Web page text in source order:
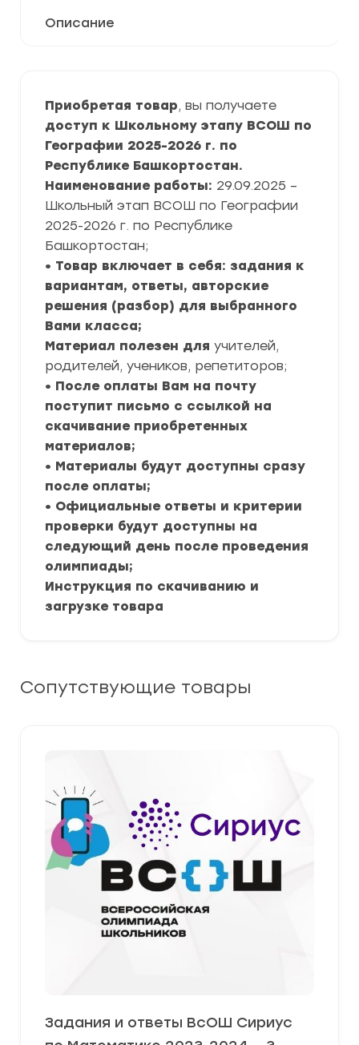
Описание
Приобретая товар, вы получаете
доступ к Школьному этапу ВСОШ по
Географии 2025-2026 г. по
Республике Башкортостан.
Наименование работы: 29.09.2025 –
Школьный этап ВСОШ по Географии
2025-2026 г. по Республике
Башкортостан;
• Товар включает в себя: задания к
вариантам, ответы, авторские
решения (разбор) для выбранного
Вами класса;
Материал полезен для учителей,
родителей, учеников, репетиторов;
• После оплаты Вам на почту
поступит письмо с ссылкой на
скачивание приобретенных
материалов;
• Материалы будут доступны сразу
после оплаты;
• Официальные ответы и критерии
проверки будут доступны на
следующий день после проведения
олимпиады;
Инструкция по скачиванию и
загрузке товара
Сопутствующие товары
Задания и ответы ВсОШ Сириус